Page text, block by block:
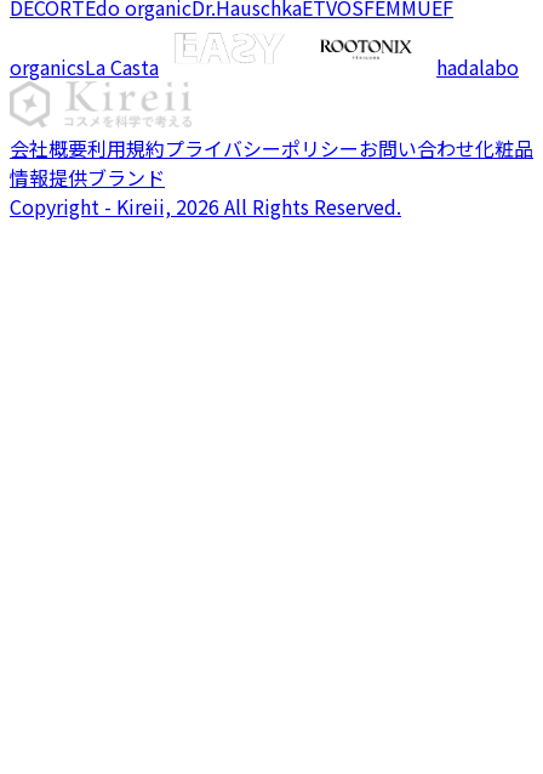
DECORTEdo organicDr.HauschkaETVOSFEMMUEF
organicsLa Casta hadalabo
会社概要利用規約プライバシーポリシーお問い合わせ化粧品
情報提供ブランド
Copyright - Kireii, 2026 All Rights Reserved.